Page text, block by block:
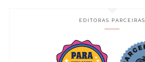
EDITORAS PARCEIRAS